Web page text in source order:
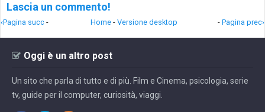
Lascia un commento!
‹Pagina succ - - Pagina prec›
Home - Versione desktop
Oggi è un altro post
Un sito che parla di tutto e di più. Film e Cinema, psicologia, serie
tv, guide per il computer, curiosità, viaggi.